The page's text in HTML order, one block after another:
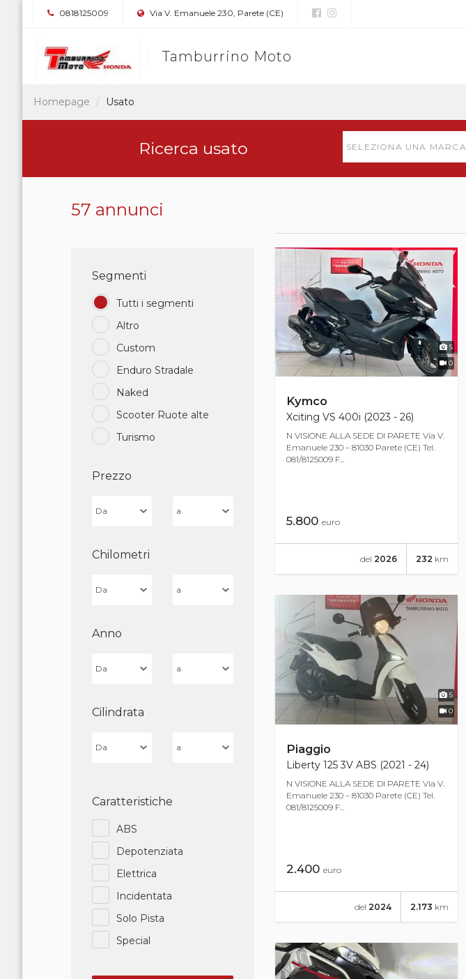
0818125009 Via V. Emanuele 230, Parete (CE)
Tamburrino Moto
Homepage Usato
Ricerca usato SELEZIONA UNA MARCA
57 annunci
Segmenti
Tutti i segmenti
Altro
Custom
Enduro Stradale
Naked
Scooter Ruote alte
Turismo
Prezzo
Chilometri
Anno
Cilindrata
Caratteristiche
ABS
Depotenziata
Elettrica
Incidentata
Solo Pista
Special
5
0
Kymco
Xciting VS 400i (2023 - 26)
N VISIONE ALLA SEDE DI PARETE Via V.
Emanuele 230 – 81030 Parete (CE) Tel.
081/8125009 F...
5.800 euro
232 km
del 2026
5
0
Piaggio
Liberty 125 3V ABS (2021 - 24)
N VISIONE ALLA SEDE DI PARETE Via V.
Emanuele 230 – 81030 Parete (CE) Tel.
081/8125009 F...
2.400 euro
2.173 km
del 2024